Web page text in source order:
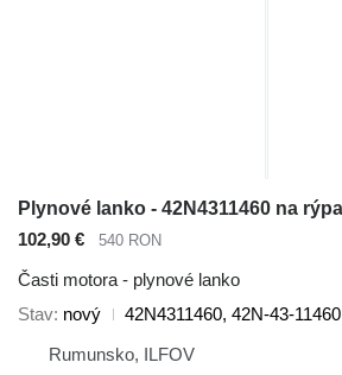
102,90 € 540 RON
Časti motora - plynové lanko
Stav nový
42N4311460, 42N-43-11460
Rumunsko, ILFOV